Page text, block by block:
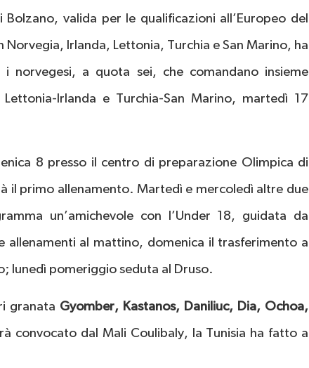
valida per le qualificazioni all’Europeo del
Irlanda, Lettonia, Turchia e San Marino, ha
norvegesi, a quota sei, che comandano insieme
Irlanda e Turchia-San Marino, martedì 17
8 presso il centro di preparazione Olimpica di
il primo allenamento. Martedì e mercoledì altre due
un’amichevole con l’Under 18, guidata da
allenamenti al mattino, domenica il trasferimento a
lunedì pomeriggio seduta al Druso.
granata Gyomber, Kastanos, Daniliuc, Dia, Ochoa,
convocato dal Mali Coulibaly, la Tunisia ha fatto a